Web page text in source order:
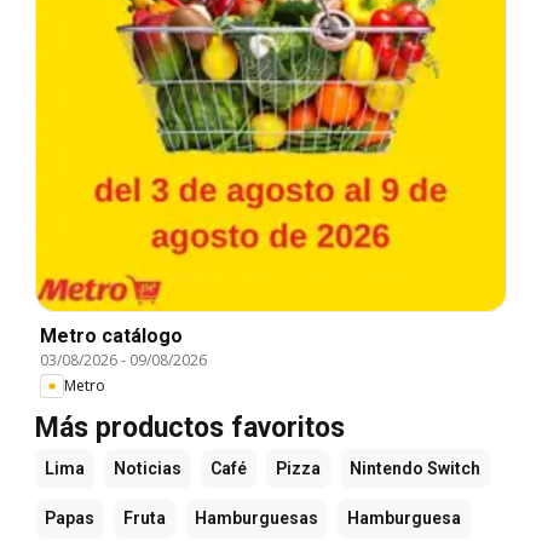
Metro catálogo
03/08/2026- 09/08/2026
Metro
Más productos favoritos
Lima Noticias Café Pizza Nintendo Switch
Papas Fruta Hamburguesas Hamburguesa